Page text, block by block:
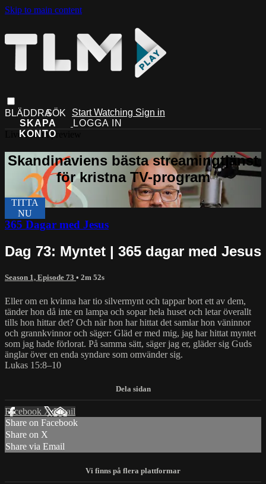
Skip to main content
Start Watching Sign in
Live stream preview
365 Dagar med Jesus
Dag 73: Myntet | 365 dagar med Jesus
Season 1, Episode 73 • 2m 52s
Eller om en kvinna har tio silvermynt och tappar bort ett av dem,
tänder hon då inte en lampa och sopar hela huset och letar överallt
tills hon hittar det? Och när hon har hittat det samlar hon väninnor
och grannkvinnor och säger: Gläd er med mig, jag har hittat myntet
som jag hade förlorat. På samma sätt, säger jag er, gläder sig Guds
änglar över en enda syndare som omvänder sig.
Lukas 15:8–10
Facebook XEmail
Share on Facebook
Share on X
Share via Email